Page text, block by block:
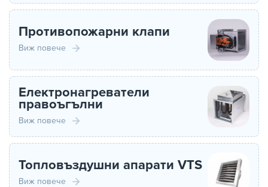
Противопожарни клапи
Виж повече
Електронагреватели
правоъгълни
Виж повече
Топловъздушни апарати VTS
Виж повече